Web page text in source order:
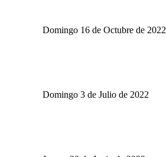
Domingo 16 de Octubre de 2022
Domingo 3 de Julio de 2022